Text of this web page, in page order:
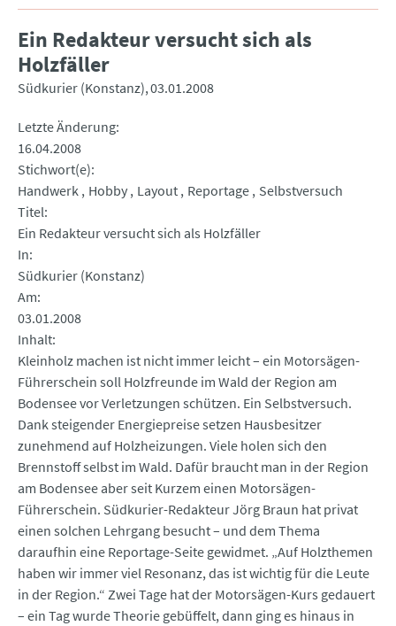
Ein Redakteur versucht sich als
Holzfäller
Südkurier (Konstanz) 03.01.2008
Letzte Änderung
16.04.2008
Stichwort(e)
Handwerk Hobby Layout Reportage Selbstversuch
Titel
Ein Redakteur versucht sich als Holzfäller
In
Südkurier (Konstanz)
Am
03.01.2008
Inhalt
Kleinholz machen ist nicht immer leicht – ein Motorsägen-
Führerschein soll Holzfreunde im Wald der Region am
Bodensee vor Verletzungen schützen. Ein Selbstversuch.
Dank steigender Energiepreise setzen Hausbesitzer
zunehmend auf Holzheizungen. Viele holen sich den
Brennstoff selbst im Wald. Dafür braucht man in der Region
am Bodensee aber seit Kurzem einen Motorsägen-
Führerschein. Südkurier-Redakteur Jörg Braun hat privat
einen solchen Lehrgang besucht – und dem Thema
daraufhin eine Reportage-Seite gewidmet. „Auf Holzthemen
haben wir immer viel Resonanz, das ist wichtig für die Leute
in der Region.“ Zwei Tage hat der Motorsägen-Kurs gedauert
– ein Tag wurde Theorie gebüffelt, dann ging es hinaus in